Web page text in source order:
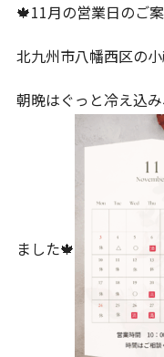
🍁11月の営業日のご
北九州市八幡西区の
朝晩はぐっと冷え込
ました🍁